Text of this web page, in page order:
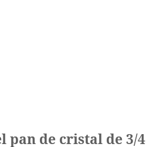
pan de cristal de 3/4